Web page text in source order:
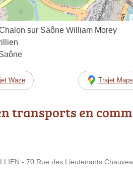
sur Saône William Morey
Waze Trajet Maps
transports en
- 70 Rue des Lieutenants